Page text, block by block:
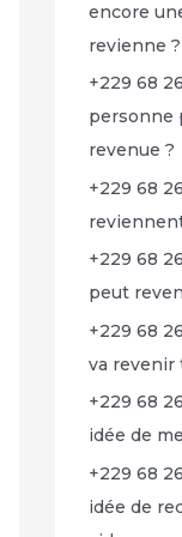
encore
revienne ?
+229 68
personne
revenue ?
+229 68
+229 68
peut
+229 68
va revenir
+229 68
idée de
+229 68
idée de